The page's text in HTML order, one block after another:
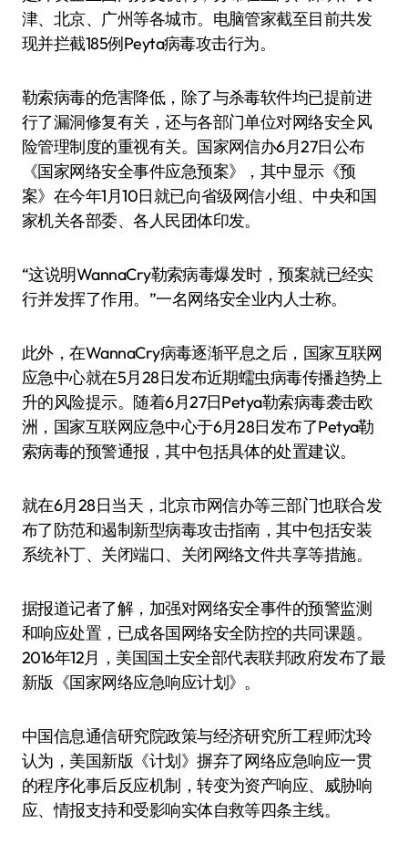
津、北京、广州等各城市。电脑管家截至目前共发
现并拦截185例Peyta病毒攻击行为。
勒索病毒的危害降低，除了与杀毒软件均已提前进
行了漏洞修复有关，还与各部门单位对网络安全风
险管理制度的重视有关。国家网信办6月27日公布
《国家网络安全事件应急预案》，其中显示《预
案》在今年1月10日就已向省级网信小组、中央和国
家机关各部委、各人民团体印发。
“这说明WannaCry勒索病毒爆发时，预案就已经实
行并发挥了作用。”一名网络安全业内人士称。
此外，在WannaCry病毒逐渐平息之后，国家互联网
应急中心就在5月28日发布近期蠕虫病毒传播趋势上
升的风险提示。随着6月27日Petya勒索病毒袭击欧
洲，国家互联网应急中心于6月28日发布了Petya勒
索病毒的预警通报，其中包括具体的处置建议。
就在6月28日当天，北京市网信办等三部门也联合发
布了防范和遏制新型病毒攻击指南，其中包括安装
系统补丁、关闭端口、关闭网络文件共享等措施。
据报道记者了解，加强对网络安全事件的预警监测
和响应处置，已成各国网络安全防控的共同课题。
2016年12月，美国国土安全部代表联邦政府发布了最
新版《国家网络应急响应计划》。
中国信息通信研究院政策与经济研究所工程师沈玲
认为，美国新版《计划》摒弃了网络应急响应一贯
的程序化事后反应机制，转变为资产响应、威胁响
应、情报支持和受影响实体自救等四条主线。